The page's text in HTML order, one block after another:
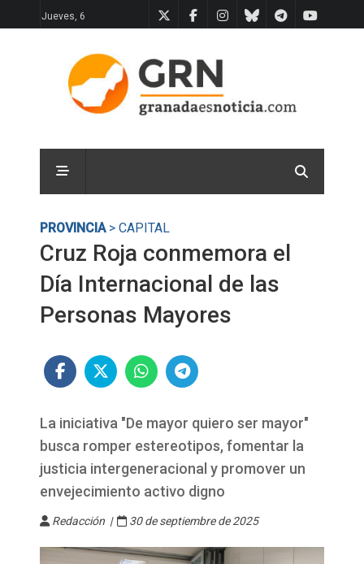
Jueves, 6
PROVINCIA> CAPITAL
Cruz Roja conmemora el
Día Internacional de las
Personas Mayores
La iniciativa "De mayor quiero ser mayor"
busca romper estereotipos, fomentar la
justicia intergeneracional y promover un
envejecimiento activo digno
Redacción | 30 de septiembre de 2025